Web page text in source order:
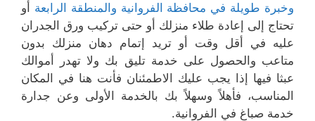
وخبرة طويلة في محافظة الفروانية والمنطقة الرابعة أو
تحتاج إلى إعادة طلاء منزلك أو حتى تركيب ورق الجدران
عليه في أقل وقت أو تريد إتمام دهان منزلك بدون
متاعب والحصول على خدمة تليق بك ولا تهدر أموالك
عبثا فيها إذا يجب عليك الاطمئنان فأنت هنا في المكان
المناسب، فأهلاً وسهلاً بك بالخدمة الأولى وعن جدارة
خدمة صباغ في الفروانية.